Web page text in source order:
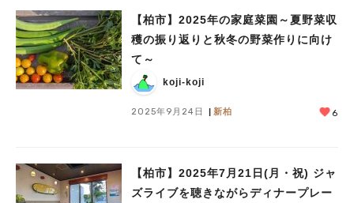
【柏市】2025年の家庭菜園～夏野菜収
穫の振り返りと秋冬の野菜作りに向け
て～
koji-koji
2025年9月24日 新柏 6
【柏市】2025年7月21日(月・祝) ジャ
ズライブを聴きながらディナープレー